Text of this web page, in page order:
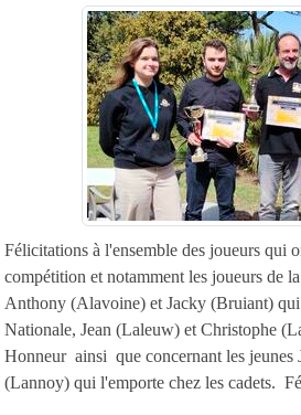
Félicitations à l'ensemble des joueurs qui
compétition et notamment les joueurs de
Anthony (Alavoine) et Jacky (Bruiant)
Nationale, Jean (Laleuw) et Christophe
Honneur ainsi que concernant les jeunes
(Lannoy) qui l'emporte chez les cadets.